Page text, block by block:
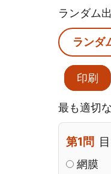
ランダム
ランダ
印刷
最も適切
第1問
網膜